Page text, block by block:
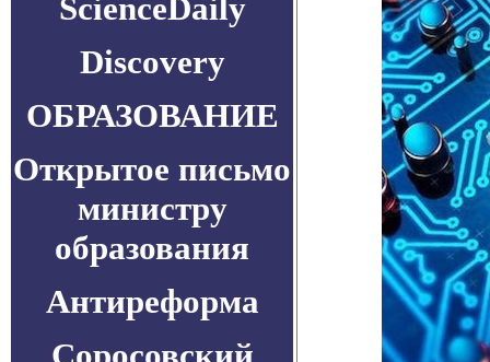
ScienceDaily
Discovery
ОБРАЗОВАНИЕ
Открытое письмо
министру
образования
Антиреформа